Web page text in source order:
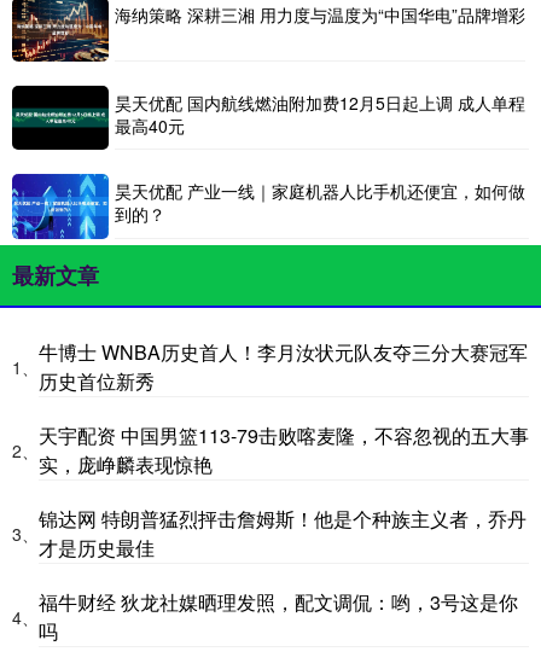
海纳策略 深耕三湘 用力度与温度为“中国华电”品牌增彩
昊天优配 国内航线燃油附加费12月5日起上调 成人单程
最高40元
昊天优配 产业一线｜家庭机器人比手机还便宜，如何做
到的？
最新文章
1、
牛博士 WNBA历史首人！李月汝状元队友夺三分大赛冠军
历史首位新秀
2、
天宇配资 中国男篮113-79击败喀麦隆，不容忽视的五大事
实，庞峥麟表现惊艳
3、
锦达网 特朗普猛烈抨击詹姆斯！他是个种族主义者，乔丹
才是历史最佳
4、
福牛财经 狄龙社媒晒理发照，配文调侃：哟，3号这是你
吗